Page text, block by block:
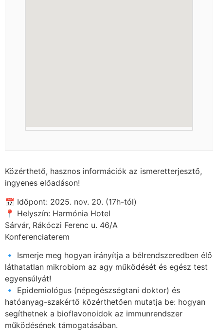
Közérthető, hasznos információk az ismeretterjesztő,
ingyenes előadáson!
📅 Időpont: 2025. nov. 20. (17h-tól)
📍 Helyszín: Harmónia Hotel
Sárvár, Rákóczi Ferenc u. 46/A
Konferenciaterem
🔹 Ismerje meg hogyan irányítja a bélrendszeredben élő
láthatatlan mikrobiom az agy működését és egész test
egyensúlyát!
🔹 Epidemiológus (népegészségtani doktor) és
hatóanyag-szakértő közérthetően mutatja be: hogyan
segíthetnek a bioflavonoidok az immunrendszer
működésének támogatásában.